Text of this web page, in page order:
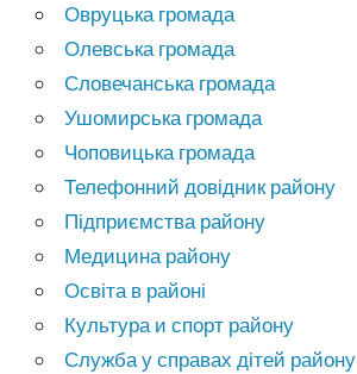
Овруцька громада
Олевська громада
Словечанська громада
Ушомирська громада
Чоповицька громада
Телефонний довідник району
Підприємства району
Медицина району
Освіта в районі
Культура и спорт району
Служба у справах дітей району